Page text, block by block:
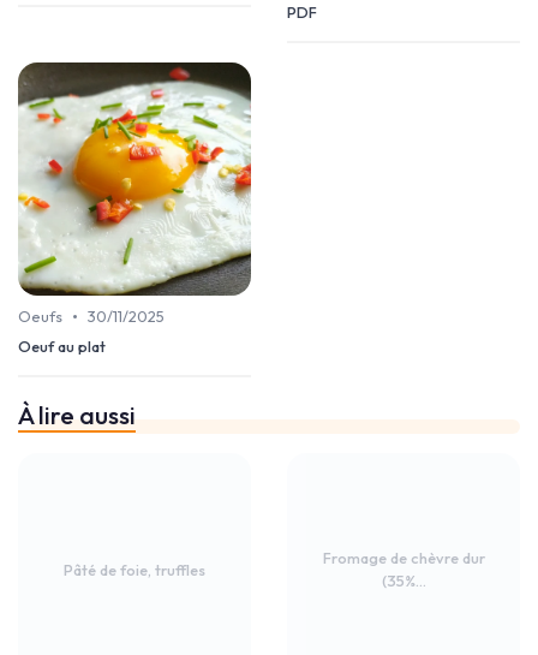
PDF
Oeufs • 30/11/2025
Oeuf au plat
À lire aussi
Pâté de foie, truffles
Fromage de chèvre dur
(35%...